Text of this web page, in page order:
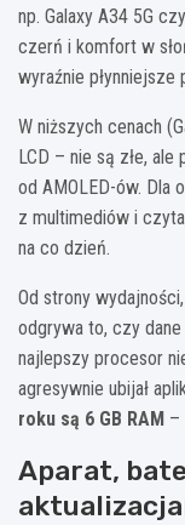
np. Galaxy A34 5G
czerń i komfort w
wyraźnie płynniejsze
W niższych cenach
LCD – nie są złe,
od AMOLED-ów. Dla
z multimediów i
na co dzień.
Od strony
odgrywa to, czy
najlepszy procesor
agresywnie ubijał
roku są 6 GB RAM –
Aparat,